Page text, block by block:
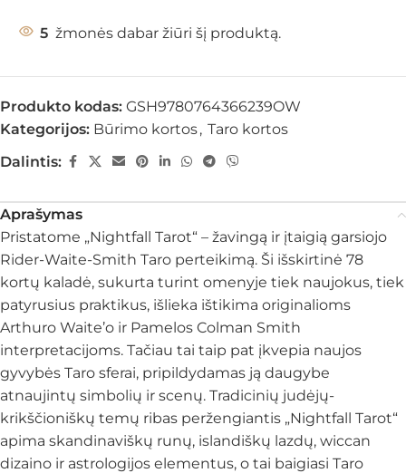
5 žmonės dabar žiūri šį produktą.
Produkto kodas: GSH9780764366239OW
Kategorijos: Būrimo kortos, Taro kortos
Dalintis:
Aprašymas
Pristatome „Nightfall Tarot“ – žavingą ir įtaigią garsiojo
Rider-Waite-Smith Taro perteikimą. Ši išskirtinė 78
kortų kaladė, sukurta turint omenyje tiek naujokus, tiek
patyrusius praktikus, išlieka ištikima originalioms
Arthuro Waite’o ir Pamelos Colman Smith
interpretacijoms. Tačiau tai taip pat įkvepia naujos
gyvybės Taro sferai, pripildydamas ją daugybe
atnaujintų simbolių ir scenų. Tradicinių judėjų-
krikščioniškų temų ribas peržengiantis „Nightfall Tarot“
apima skandinaviškų runų, islandiškų lazdų, wiccan
dizaino ir astrologijos elementus, o tai baigiasi Taro